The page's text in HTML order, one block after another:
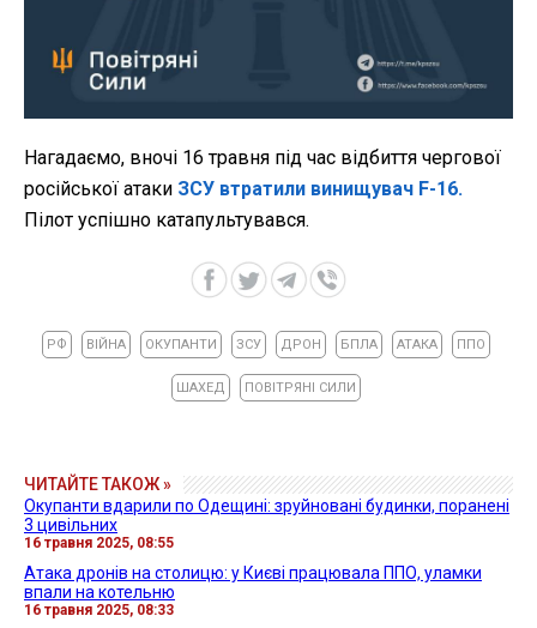
Нагадаємо, вночі 16 травня під час відбиття чергової
російської атаки ЗСУ втратили винищувач F-16.
Пілот успішно катапультувався.
РФ ВІЙНА ОКУПАНТИ ЗСУ ДРОН БПЛА АТАКА ППО
ШАХЕД ПОВІТРЯНІ СИЛИ
ЧИТАЙТЕ ТАКОЖ »
Окупанти вдарили по Одещині: зруйновані будинки, поранені
3 цивільних
16 травня 2025, 08:55
Атака дронів на столицю: у Києві працювала ППО, уламки
впали на котельню
16 травня 2025, 08:33